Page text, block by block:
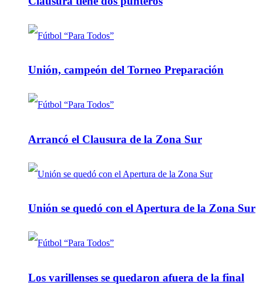
Unión, campeón del Torneo Preparación
Arrancó el Clausura de la Zona Sur
Unión se quedó con el Apertura de la Zona Sur
Los varillenses se quedaron afuera de la final